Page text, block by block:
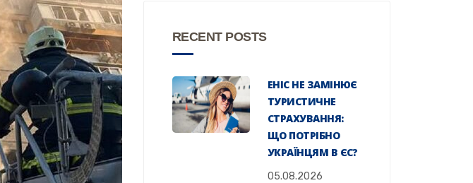
RECENT POSTS
EHIC НЕ ЗАМІНЮЄ
ТУРИСТИЧНЕ
СТРАХУВАННЯ:
ЩО ПОТРІБНО
УКРАЇНЦЯМ В ЄС?
05.08.2026